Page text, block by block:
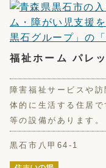
福祉ホーム パレ
障害福祉サービスや
体的に生活する住居
等の設備があります。
黒石市八甲64-1